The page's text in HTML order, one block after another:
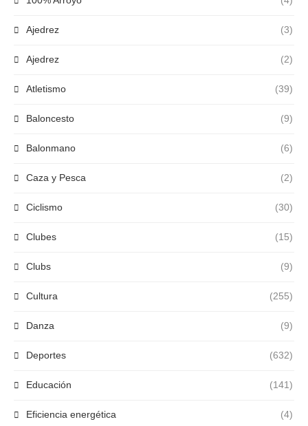
Ajedrez (3)
Ajedrez (2)
Atletismo (39)
Baloncesto (9)
Balonmano (6)
Caza y Pesca (2)
Ciclismo (30)
Clubes (15)
Clubs (9)
Cultura (255)
Danza (9)
Deportes (632)
Educación (141)
Eficiencia energética (4)